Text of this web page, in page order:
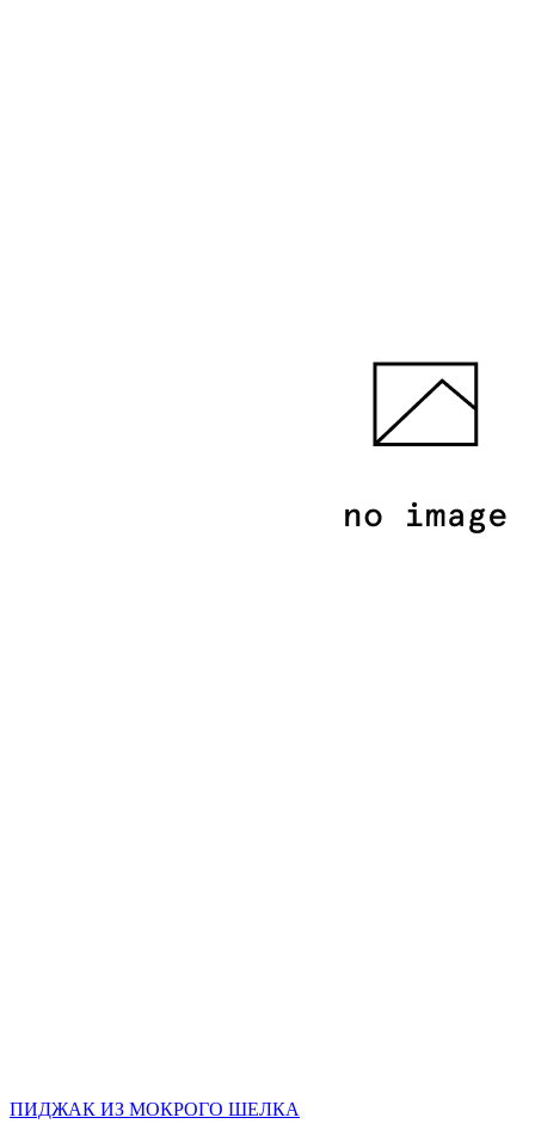
ПИДЖАК ИЗ МОКРОГО ШЕЛКА